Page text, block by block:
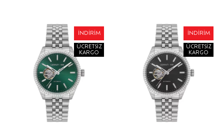
İNDIRIM
ÜCRETSIZ
KARGO
İNDIRIM
ÜCRETSIZ
KARGO